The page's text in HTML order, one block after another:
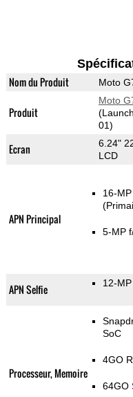
Nom du Produit Moto
Produit
Moto
01)
Ecran
6.24"
LCD
APN Principal
16-
5-MP
APN Selfie 12-
Processeur, Memoire
SoC
4GO
64GO